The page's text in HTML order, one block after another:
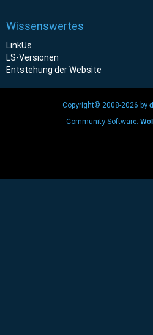
Wissenswertes
LinkUs
LS-Versionen
Entstehung der Website
Copyright© 2008-2026 by
Community-Software: